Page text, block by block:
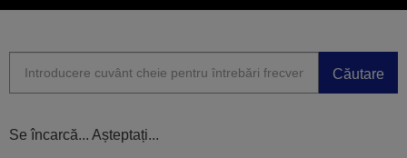
Căutare
Se încarcă... Așteptați...